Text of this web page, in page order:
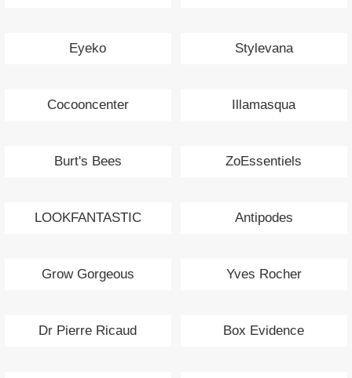
Eyeko Stylevana
Cocooncenter Illamasqua
Burt's Bees ZoEssentiels
LOOKFANTASTIC Antipodes
Grow Gorgeous Yves Rocher
Dr Pierre Ricaud Box Evidence